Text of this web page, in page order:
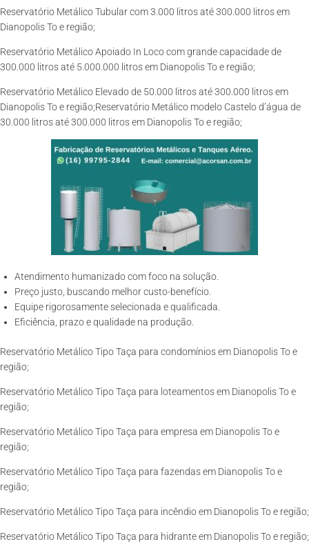
Reservatório Metálico Tubular com 3.000 litros até 300.000 litros em
Dianopolis To e região;
Reservatório Metálico Apoiado In Loco com grande capacidade de
300.000 litros até 5.000.000 litros em Dianopolis To e região;
Reservatório Metálico Elevado de 50.000 litros até 300.000 litros em
Dianopolis To e região;Reservatório Metálico modelo Castelo d’água de
30.000 litros até 300.000 litros em Dianopolis To e região;
Atendimento humanizado com foco na solução.
Preço justo, buscando melhor custo-benefício.
Equipe rigorosamente selecionada e qualificada.
Eficiência, prazo e qualidade na produção.
Reservatório Metálico Tipo Taça para condomínios em Dianopolis To e
região;
Reservatório Metálico Tipo Taça para loteamentos em Dianopolis To e
região;
Reservatório Metálico Tipo Taça para empresa em Dianopolis To e
região;
Reservatório Metálico Tipo Taça para fazendas em Dianopolis To e
região;
Reservatório Metálico Tipo Taça para incêndio em Dianopolis To e região;
Reservatório Metálico Tipo Taça para hidrante em Dianopolis To e região;